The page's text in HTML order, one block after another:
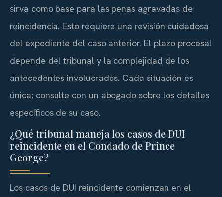
sirva como base para las penas agravadas de
reincidencia. Esto requiere una revisión cuidadosa
del expediente del caso anterior. El plazo procesal
depende del tribunal y la complejidad de los
antecedentes involucrados. Cada situación es
única; consulte con un abogado sobre los detalles
específicos de su caso.
¿Qué tribunal maneja los casos de DUI
reincidente en el Condado de Prince
George?
Los casos de DUI reincidente comienzan en el